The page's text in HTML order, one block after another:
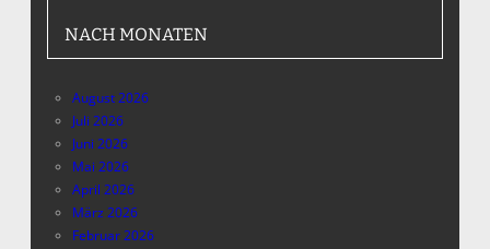
NACH MONATEN
August 2026
Juli 2026
Juni 2026
Mai 2026
April 2026
März 2026
Februar 2026